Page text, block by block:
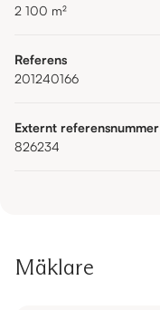
2 100 m²
Referens
201240166
Externt referensnummer
826234
Mäklare